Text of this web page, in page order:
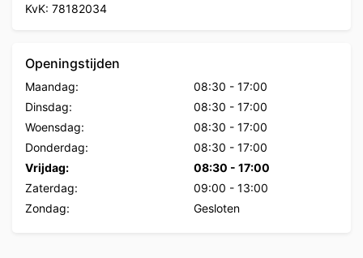
KvK: 78182034
Openingstijden
Maandag: 08:30 - 17:00
Dinsdag:
08:30 - 17:00
Woensdag:
08:30 - 17:00
Donderdag:
08:30 - 17:00
Vrijdag:
08:30 - 17:00
Zaterdag:
09:00 - 13:00
Zondag:
Gesloten